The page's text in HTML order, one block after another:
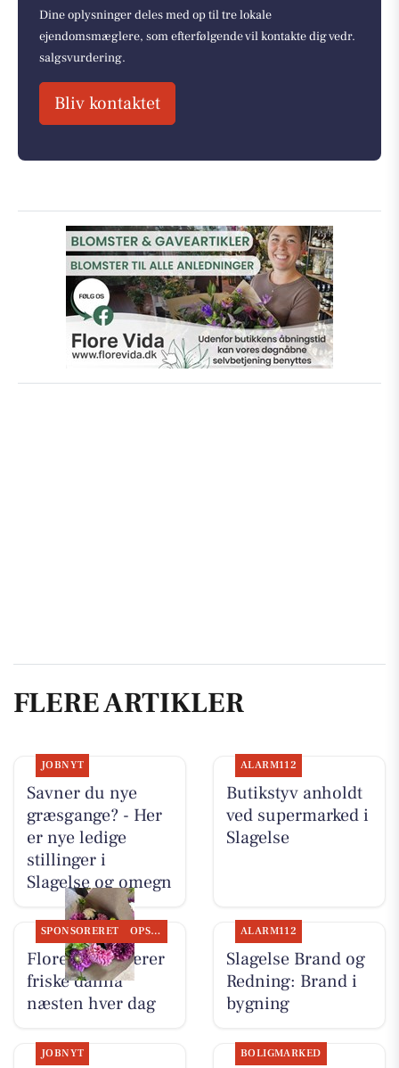
Dine oplysninger deles med op til tre lokale
ejendomsmæglere, som efterfølgende vil kontakte dig vedr.
salgsvurdering.
Bliv kontaktet
FLERE ARTIKLER
JOBNYT
Savner du nye
græsgange? - Her
er nye ledige
stillinger i
Slagelse og omegn
ALARM112
Butikstyv anholdt
ved supermarked i
Slagelse
SPONSORERET OPSLAGSTAVLEN
Flore Vida skærer
friske dahlia
næsten hver dag
ALARM112
Slagelse Brand og
Redning: Brand i
bygning
JOBNYT BOLIGMARKED